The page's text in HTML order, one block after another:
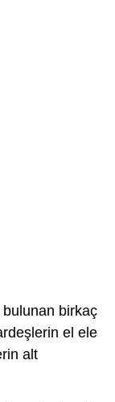
birkaç
el ele
alt